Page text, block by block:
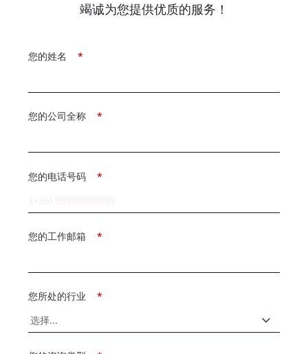
竭诚为您提供优质的服务！
*
您的姓名
*
您的公司全称
*
您的电话号码
*
您的工作邮箱
*
您所处的行业